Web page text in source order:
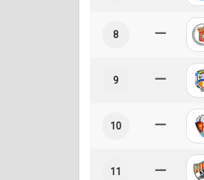
8
9
10
11